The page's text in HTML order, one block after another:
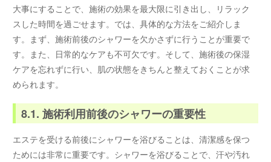
大事にすることで、施術の効果を最大限に引き出し、リラック
スした時間を過ごせます。では、具体的な方法をご紹介しま
す。まず、施術前後のシャワーを欠かさずに行うことが重要で
す。また、日常的なケアも不可欠です。そして、施術後の保湿
ケアを忘れずに行い、肌の状態をきちんと整えておくことが求
められます。
8.1. 施術利用前後のシャワーの重要性
エステを受ける前後にシャワーを浴びることは、清潔感を保つ
ためには非常に重要です。シャワーを浴びることで、汗や汚れ